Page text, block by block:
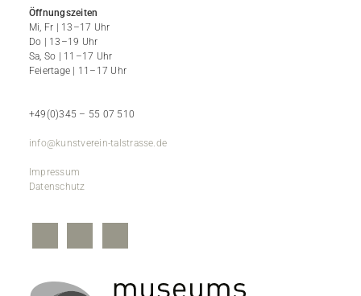
Öffnungszeiten
Mi, Fr | 13–17 Uhr
Do | 13–19 Uhr
Sa, So | 11–17 Uhr
Feiertage | 11–17 Uhr
+49(0)345 – 55 07 510
info@kunstverein-talstrasse.de
Impressum
Datenschutz